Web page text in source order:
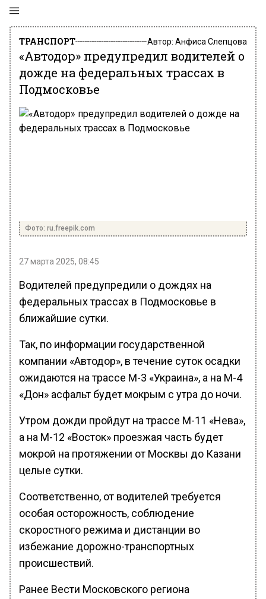
ТРАНСПОРТ Автор: Анфиса Слепцова
«Автодор» предупредил водителей о
дожде на федеральных трассах в
Подмосковье
Фото: ru.freepik.com
27 марта 2025, 08:45
Водителей предупредили о дождях на
федеральных трассах в Подмосковье в
ближайшие сутки.
Так, по информации государственной
компании «Автодор», в течение суток осадки
ожидаются на трассе М-3 «Украина», а на М-4
«Дон» асфальт будет мокрым с утра до ночи.
Утром дожди пройдут на трассе М-11 «Нева»,
а на М-12 «Восток» проезжая часть будет
мокрой на протяжении от Москвы до Казани
целые сутки.
Соответственно, от водителей требуется
особая осторожность, соблюдение
скоростного режима и дистанции во
избежание дорожно-транспортных
происшествий.
Ранее Вести Московского региона